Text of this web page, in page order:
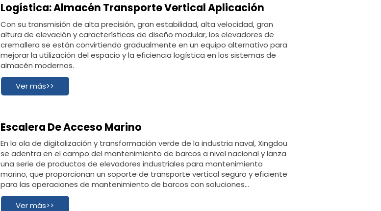
Logística: Almacén Transporte Vertical Aplicación
Con su transmisión de alta precisión, gran estabilidad, alta velocidad, gran
altura de elevación y características de diseño modular, los elevadores de
cremallera se están convirtiendo gradualmente en un equipo alternativo para
mejorar la utilización del espacio y la eficiencia logística en los sistemas de
almacén modernos.
Ver más>>
Escalera De Acceso Marino
En la ola de digitalización y transformación verde de la industria naval, Xingdou
se adentra en el campo del mantenimiento de barcos a nivel nacional y lanza
una serie de productos de elevadores industriales para mantenimiento
marino, que proporcionan un soporte de transporte vertical seguro y eficiente
para las operaciones de mantenimiento de barcos con soluciones
inteligentes y altamente confiables.
Ver más>>